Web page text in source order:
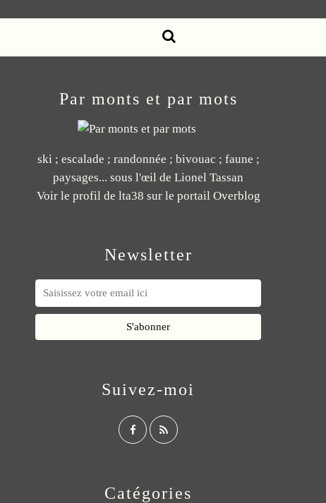
Newsletter
Catégories
Par monts et par mots
ski ; escalade ; randonnée ; bivouac ; faune ;
paysages... sous l'œil de Lionel Tassan
Voir le profil de lta38 sur le portail Overblog
Suivez-moi